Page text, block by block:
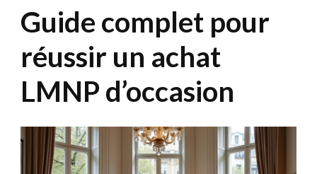
Guide complet pour
réussir un achat
LMNP d’occasion